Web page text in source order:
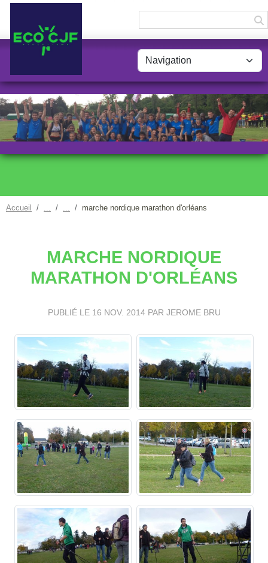
Accueil marche nordique marathon d'orléans
MARCHE NORDIQUE
MARATHON D'ORLÉANS
PUBLIÉ LE 16 NOV. 2014PAR JEROME BRU